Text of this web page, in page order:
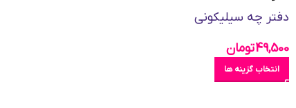
دفتر چه سیلیکونی
49,500تومان
انتخاب گزینه ها